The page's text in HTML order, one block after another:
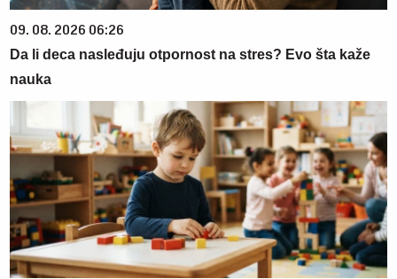
09. 08. 2026 06:26
Da li deca nasleđuju otpornost na stres? Evo šta kaže
nauka